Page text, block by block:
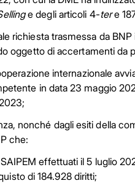
e degli articoli 4-tere
richiesta trasmessa da
oggetto di accertamenti da
internazionale
in data 23 maggio
nonché dagli esiti della
che:
effettuati il 5 luglio
di 184.928 diritti;